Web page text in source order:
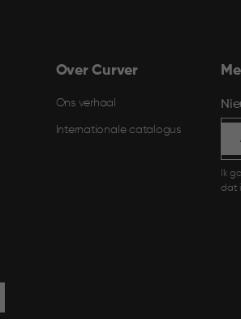
Over Curver
Ons verhaal
Internationale catalogus
Ik
dat